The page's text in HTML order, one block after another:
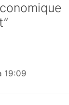
19:09